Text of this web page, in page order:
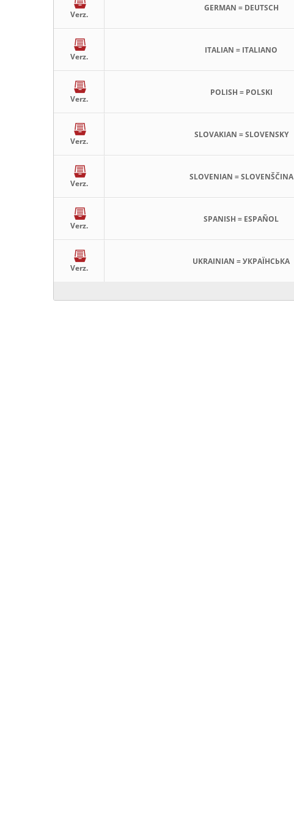
Verz.
GERMAN = DEUTSCH
Verz.
ITALIAN = ITALIANO
Verz.
POLISH = POLSKI
Verz.
SLOVAKIAN = SLOVENSKY
Verz.
SLOVENIAN = SLOVENŠČINA
Verz.
SPANISH = ESPAÑOL
Verz.
UKRAINIAN = УКРАЇНСЬКА